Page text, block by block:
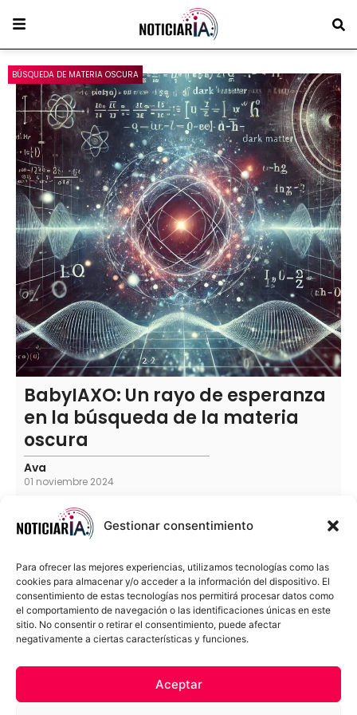
Gestionar consentimiento
Para ofrecer las mejores experiencias, utilizamos tecnologías como las
cookies para almacenar y/o acceder a la información del dispositivo. El
consentimiento de estas tecnologías nos permitirá procesar datos como
el comportamiento de navegación o las identificaciones únicas en este
sitio. No consentir o retirar el consentimiento, puede afectar
negativamente a ciertas características y funciones.
Aceptar
BÚSQUEDA DE MATERIA OSCURA
BabyIAXO: Un rayo de esperanza
en la búsqueda de la materia
oscura
Ava
01 noviembre 2024
Política de cookies
Términos y Condiciones
Aviso Sobre el Uso de IA